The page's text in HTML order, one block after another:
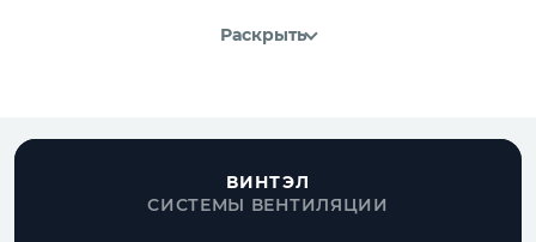
Раскрыть
ВИНТЭЛ
СИСТЕМЫ ВЕНТИЛЯЦИИ